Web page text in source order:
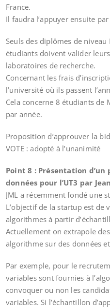
France.
Il faudra l’appuyer ensuite
Seuls des diplômes de
étudiants doivent valider
laboratoires de recherche.
Concernant les frais
l’université où ils passent
Cela concerne 8 étudiants de
par année.
Proposition d’approuver la
VOTE : adopté à l’unanimité
Point 8 : Présentation d’un
données pour l’UT3 par
JML a récemment fondé une
L’objectif de la startup est de
algorithmes à partir
Actuellement on extrapole
algorithme sur des données
Par exemple, pour le
variables sont fournies à
convoquer ou non les
variables. Si l’échantillon